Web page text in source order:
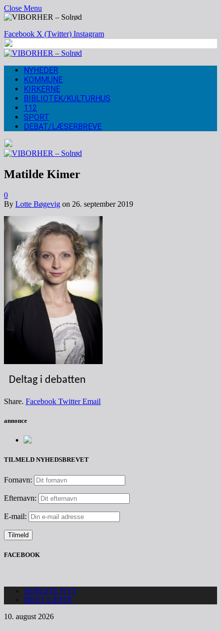
Close Menu
Facebook X (Twitter) Instagram
NYHEDER
KOMMUNE
KIRKERNE
BIBLIOTEK/KULTURHUS
112
SPORT
DEBAT/LÆSERBREVE
Matilde Kimer
0
By Lotte Bøgevig on 26. september 2019
Deltag i debatten
Share. Facebook Twitter Email
annonce
TILMELD NYHEDSBREVET
Fornavn:
Efternavn:
E-mail:
FACEBOOK
SENESTE NYT
MEST LÆSTE
10. august 2026